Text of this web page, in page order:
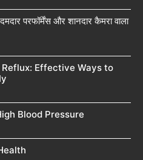
परफॉर्मेंस और शानदार कैमरा वाला
Effective Ways to
Blood Pressure